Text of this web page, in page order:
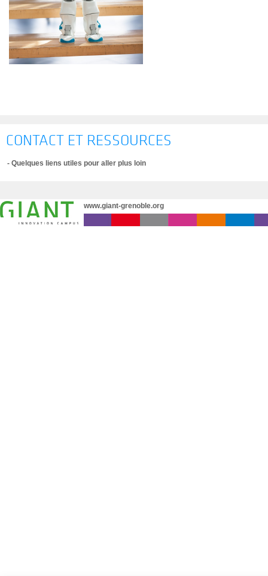
CONTACT ET RESSOURCES
- Quelques liens utiles pour aller plus loin
www.giant-grenoble.org